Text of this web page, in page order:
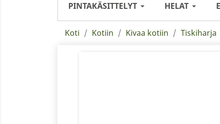
PINTAKÄSITTELYT HELAT
Koti Kotiin Kivaa kotiin Tiskiharja